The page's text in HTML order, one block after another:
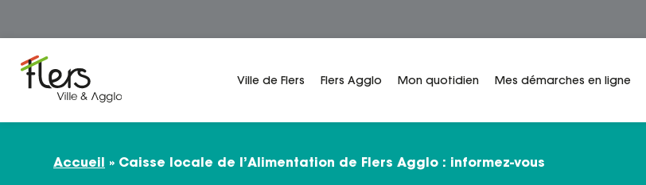
Ville de Flers Flers Agglo Mon quotidien Mes démarches en ligne
Accueil » Caisse locale de l’Alimentation de Flers Agglo : informez-vous